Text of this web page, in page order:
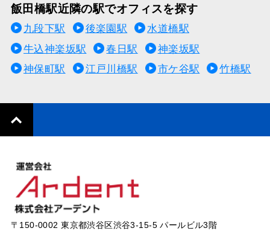
飯田橋駅近隣の駅でオフィスを探す
九段下駅 後楽園駅
水道橋駅
牛込神楽坂駅
春日駅
神楽坂駅
神保町駅
江戸川橋駅 市ケ谷駅 竹橋駅
〒150-0002 東京都渋谷区渋谷3-15-5 パールビル3階